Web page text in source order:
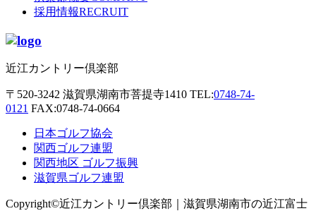
採用情報RECRUIT
近江カントリー倶楽部
〒520-3242 滋賀県湖南市菩提寺1410 TEL:0748-74-
0121 FAX:0748-74-0664
日本ゴルフ協会
関西ゴルフ連盟
関西地区 ゴルフ振興
滋賀県ゴルフ連盟
Copyright©近江カントリー倶楽部｜滋賀県湖南市の近江富士